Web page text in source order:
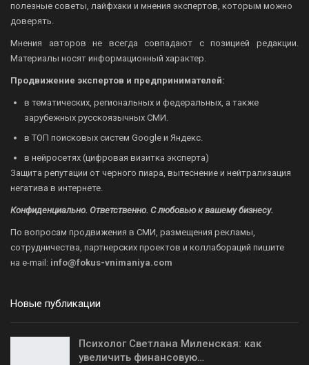
полезные советы, лайфхаки и мнения экспертов, которым можно
доверять.
Мнения авторов не всегда совпадают с позицией редакции.
Материалы носят информационный характер.
Продвижение экспертов и предпринимателей:
в тематических, региональных и федеральных, а также
зарубежных русскоязычных СМИ.
в ТОП поисковых систем Google и Яндекс.
в нейросетях (цифровая визитка эксперта)
Защита репутации от черного пиара, вытеснение и нейтрализация
негатива в интернете.
Конфиденциально. Ответственно. С любовью к вашему бизнесу.
По вопросам продвижения в СМИ, размещения рекламы,
сотрудничества, партнерских проектов и коллабораций пишите
на e-mail: info@fokus-vnimaniya.com
Новые публикации
Психолог Светлана Миленская: как
увеличить финансовую…